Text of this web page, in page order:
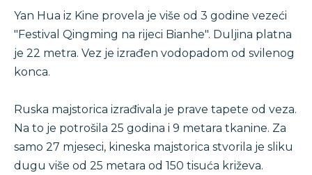
Yan Hua iz Kine provela je više od 3 godine vezeći
"Festival Qingming na rijeci Bianhe". Duljina platna
je 22 metra. Vez je izrađen vodopadom od svilenog
konca.
Ruska majstorica izrađivala je prave tapete od veza.
Na to je potrošila 25 godina i 9 metara tkanine. Za
samo 27 mjeseci, kineska majstorica stvorila je sliku
dugu više od 25 metara od 150 tisuća križeva.